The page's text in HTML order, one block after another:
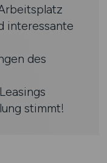
interessante
des
stimmt!